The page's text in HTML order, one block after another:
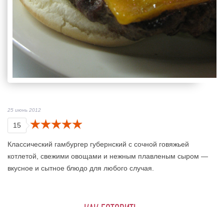
25 июнь 2012
15
Классический гамбургер губернский с сочной говяжьей
котлетой, свежими овощами и нежным плавленым сыром —
вкусное и сытное блюдо для любого случая.